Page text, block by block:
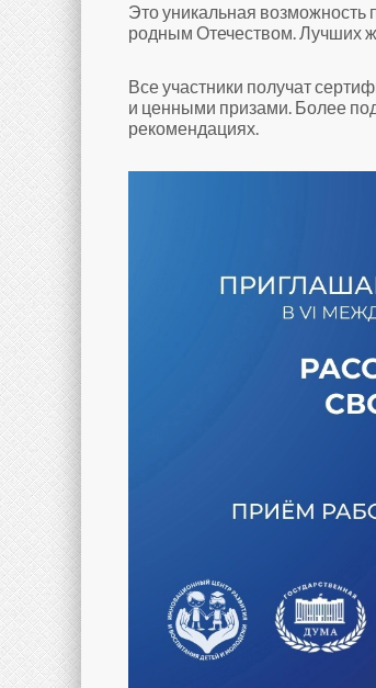
Это уникальная возможность
родным Отечеством. Лучших
Все участники получат
и ценными призами. Более
рекомендациях.